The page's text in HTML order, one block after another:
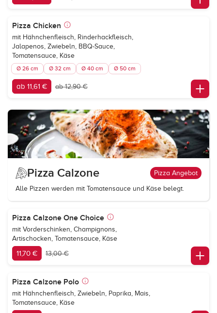
Pizza Chicken
mit Hähnchenfleisch, Rinderhackfleisch,
Jalapenos, Zwiebeln, BBQ-Sauce,
Tomatensauce, Käse
Ø 26 cm Ø 32 cm Ø 40 cm Ø 50 cm
ab 11,61 € ab 12,90 €
Pizza Calzone Pizza Angebot
Alle Pizzen werden mit Tomatensauce und Käse belegt.
Pizza Calzone One Choice
mit Vorderschinken, Champignons,
Artischocken, Tomatensauce, Käse
11,70 € 13,00 €
Pizza Calzone Polo
mit Hähnchenfleisch, Zwiebeln, Paprika, Mais,
Tomatensauce, Käse